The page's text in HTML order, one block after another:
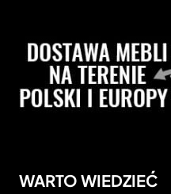
WARTO WIEDZIEĆ